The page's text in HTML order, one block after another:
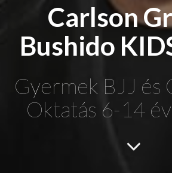
Carlson
Bushido
Gyermek BJJ és
Oktatás 6-14